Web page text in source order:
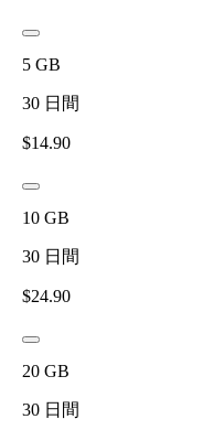
5 GB
30 日間
$14.90
10 GB
30 日間
$24.90
20 GB
30 日間